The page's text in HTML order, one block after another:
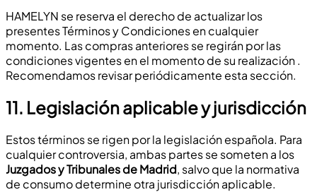
HAMELYN se reserva el derecho de actualizar los
presentes Términos y Condiciones en cualquier
momento. Las compras anteriores se regirán por las
condiciones vigentes en el momento de su realización .
Recomendamos revisar periódicamente esta sección.
11. Legislación aplicable y jurisdicción
Estos términos se rigen por la legislación española. Para
cualquier controversia, ambas partes se someten a los
Juzgados y Tribunales de Madrid, salvo que la normativa
de consumo determine otra jurisdicción aplicable.